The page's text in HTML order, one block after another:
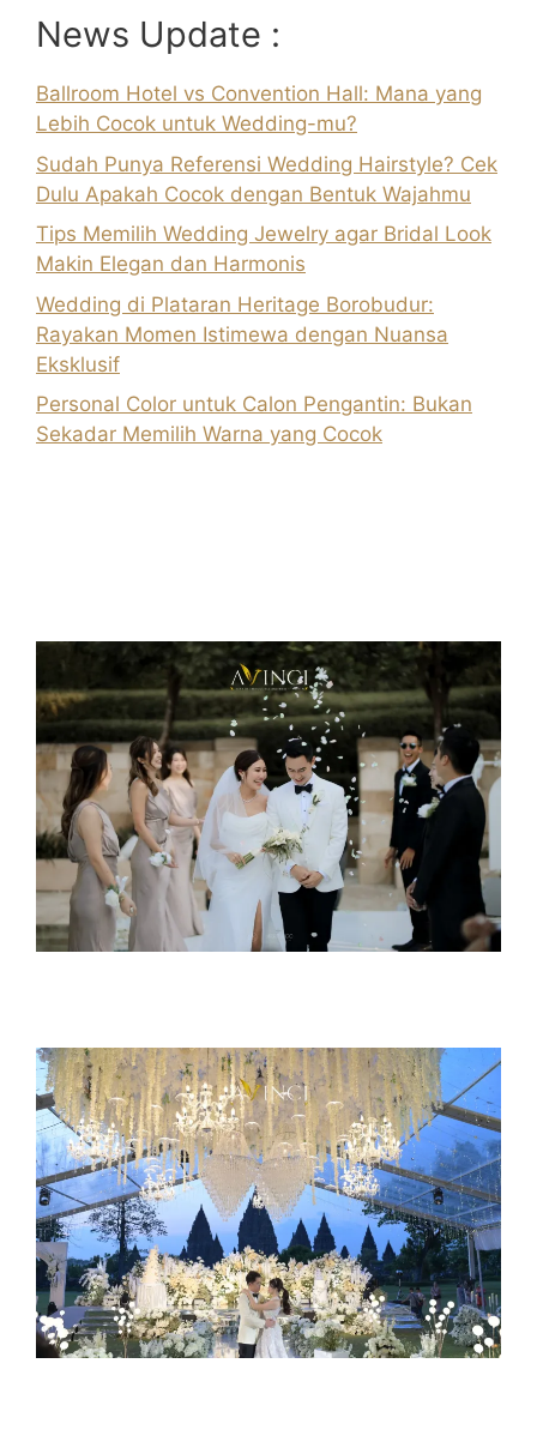
News Update :
Ballroom Hotel vs Convention Hall: Mana yang
Lebih Cocok untuk Wedding-mu?
Sudah Punya Referensi Wedding Hairstyle? Cek
Dulu Apakah Cocok dengan Bentuk Wajahmu
Tips Memilih Wedding Jewelry agar Bridal Look
Makin Elegan dan Harmonis
Wedding di Plataran Heritage Borobudur:
Rayakan Momen Istimewa dengan Nuansa
Eksklusif
Personal Color untuk Calon Pengantin: Bukan
Sekadar Memilih Warna yang Cocok